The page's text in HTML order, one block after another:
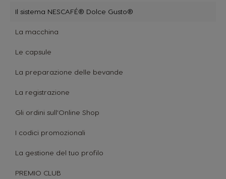
Il sistema NESCAFÉ® Dolce Gusto®
La macchina
Le capsule
La preparazione delle bevande
La registrazione
Gli ordini sull'Online Shop
I codici promozionali
La gestione del tuo profilo
PREMIO CLUB